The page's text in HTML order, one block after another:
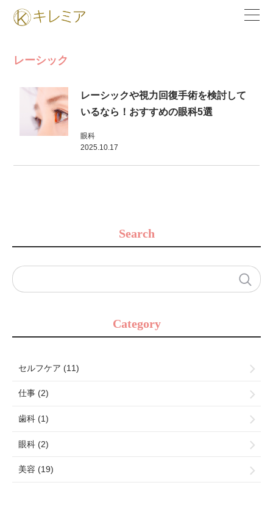
レーシック
レーシックや視力回復手術を検討して
いるなら！おすすめの眼科5選
眼科
2025.10.17
Search
Category
セルフケア (11)
仕事 (2)
歯科 (1)
眼科 (2)
美容 (19)